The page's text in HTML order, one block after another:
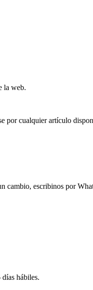
la web.
por cualquier artículo
cambio, escribinos por
hábiles.